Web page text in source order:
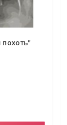
похоть"